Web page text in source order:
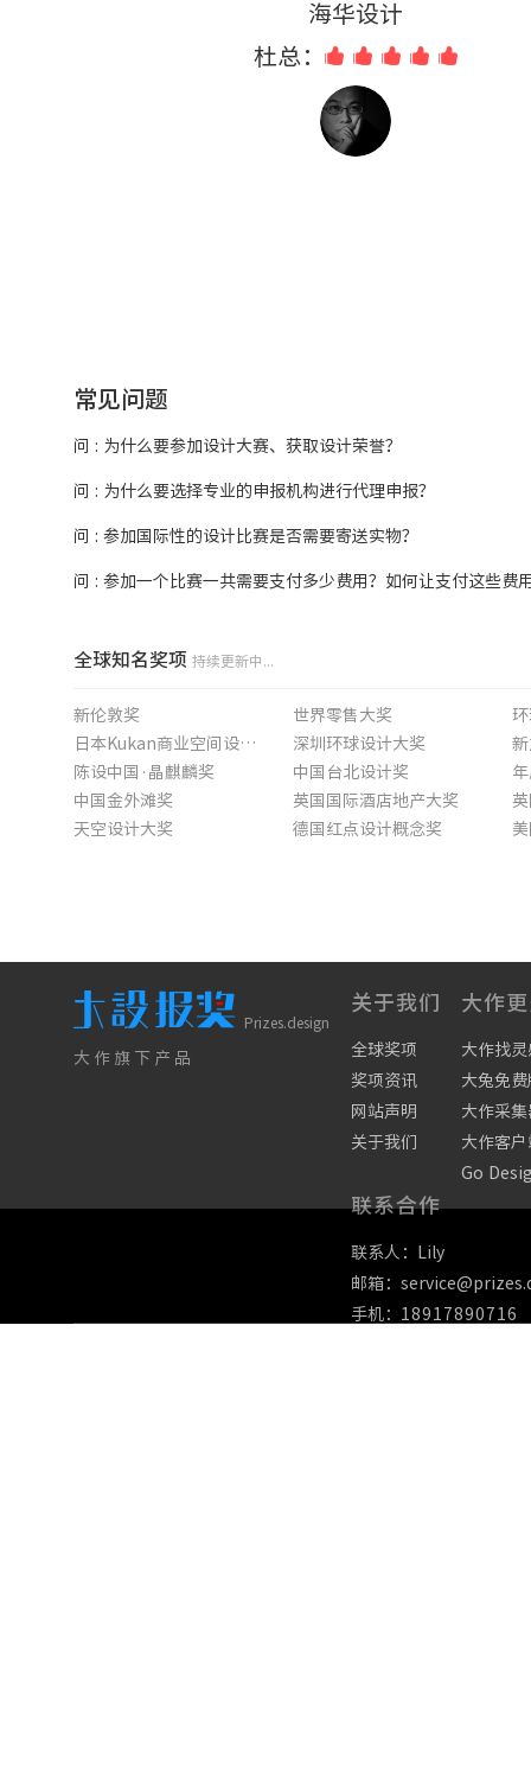
海华设计
杜总：
常见问题
问 : 为什么要参加设计大赛、获取设计荣誉？
问 : 为什么要选择专业的申报机构进行代理申报？
问 : 参加国际性的设计比赛是否需要寄送实物？
问 : 参加一个比赛一共需要支付多少费用？如何让支付这些费
全球知名奖项 持续更新中...
新伦敦奖 世界零售大奖
日本Kukan商业空间设计奖
深圳环球设计大奖
陈设中国·晶麒麟奖
中国台北设计奖
中国金外滩奖
英国国际酒店地产大奖
天空设计大奖
德国红点设计概念奖
Prizes.design
大作旗下产品
关于我们
全球奖项
奖项资讯
网站声明
关于我们
大作
大作找灵
大兔免费
大作采集
大作客户
Go
联系合作
联系人：Lily
邮箱：
手机： 18917890716